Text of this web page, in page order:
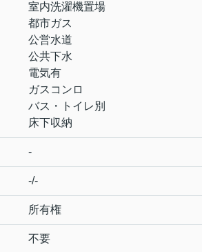
室内洗濯機置場
都市ガス
公営水道
公共下水
電気有
ガスコンロ
バス・トイレ別
床下収納
-
-/-
所有権
不要